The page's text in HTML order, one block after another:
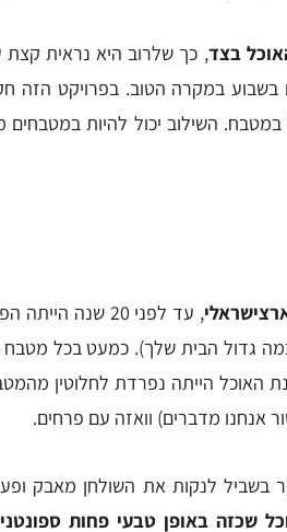
בצד, כך שלרוב היא נראית קצת
במקרה הטוב. בפרויקט הזה
השילוב יכול להיות במטבחים
, עד לפני 20
גדול הבית שלך). כמעט בכל
האוכל הייתה נפרדת לחלוטין
אנחנו מדברים) וואזה עם פרחים.
בשביל לנקות את השולחן מאבק
שכזה באופן טבעי פחות